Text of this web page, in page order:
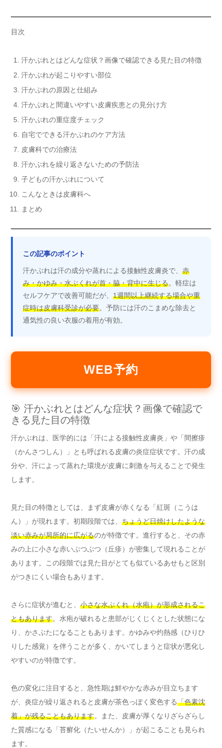
目次
汗かぶれとはどんな症状？画像で確認できる見た目の特徴
汗かぶれが起こりやすい部位
汗かぶれの原因と仕組み
汗かぶれと間違いやすい皮膚疾患との見分け方
汗かぶれの重症度チェック
自宅でできる汗かぶれのケア方法
皮膚科での治療法
汗かぶれを繰り返さないための予防法
子どもの汗かぶれについて
こんなときは皮膚科へ
まとめ
この記事のポイント
汗かぶれは汗の成分や蒸れによる接触性皮膚炎で、 赤
み・かゆみ・水ぶくれが首・脇・背中に生じる。軽症は
セルフケアで改善可能だが、 1週間以上継続する場合や重
症時は皮膚科受診が必要。予防には汗のこまめな除去と
通気性の良い衣服の着用が有効。
WEB予約
🎯 汗かぶれとはどんな症状？画像で確認で
きる見た目の特徴
汗かぶれは、医学的には「汗による接触性皮膚炎」や「間擦疹
（かんさつしん）」とも呼ばれる皮膚の炎症症状です。汗の成
分や、汗によって蒸れた環境が皮膚に刺激を与えることで発生
します。
見た目の特徴としては、まず皮膚が赤くなる「紅斑（こうは
ん）」が現れます。初期段階では、 ちょうど日焼けしたような
淡い赤みが局所的に広がるのが特徴です。進行すると、その赤
みの上に小さな赤いぶつぶつ（丘疹）が密集して現れることが
あります。この段階では見た目がとても似ているあせもと区別
がつきにくい場合もあります。
さらに症状が進むと、 小さな水ぶくれ（水疱）が形成されるこ
ともあります。水疱が破れると患部がじくじくとした状態にな
り、かさぶたになることもあります。かゆみや灼熱感（ひりひ
りした感覚）を伴うことが多く、かいてしまうと症状が悪化し
やすいのが特徴です。
色の変化に注目すると、急性期は鮮やかな赤みが目立ちます
が、炎症が繰り返されると皮膚が茶色っぽく変色する「色素沈
着」が残ることもあります。また、皮膚が厚くなりざらざらし
た質感になる「苔癬化（たいせんか）」が起こることも見られ
ます。